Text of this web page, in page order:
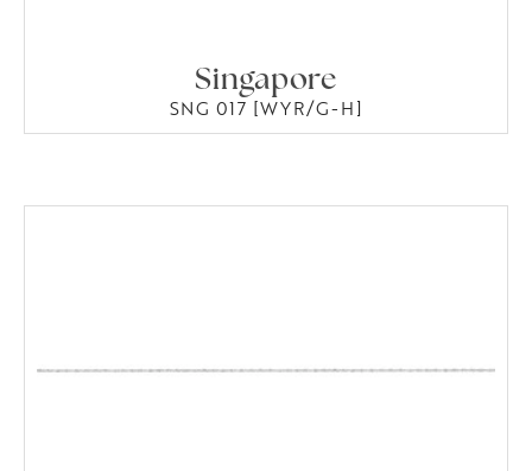
Singapore
SNG 017 [WYR/G-H]